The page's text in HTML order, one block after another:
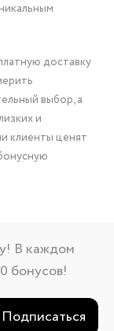
доставку
выбор, а
и
клиенты ценят
В каждом
бонусов!
Подписаться